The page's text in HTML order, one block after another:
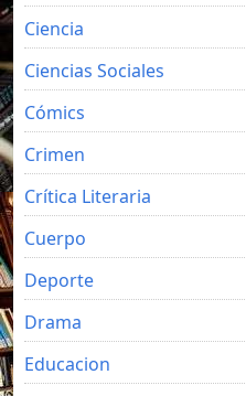
Ciencia
Ciencias Sociales
Cómics
Crimen
Crítica Literaria
Cuerpo
Deporte
Drama
Educacion